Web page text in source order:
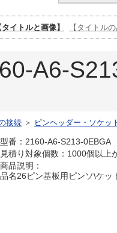
タイトルと画像】 【タイトル
A6-
接続 ＞ ピンヘッダー・ソケッ
型番：2160-A6-S213-0EBGA
見積り対象個数：1000個以上
商品説明：
品名26ピン基板用ピンソ\ケッ